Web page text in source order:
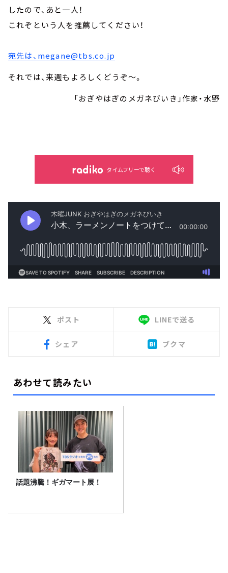
したので、あと一人！
これぞという人を推薦してください！
宛先は、megane@tbs.co.jp
それでは、来週もよろしくどうぞ～。
「おぎやはぎのメガネびいき」作家・水野
タイムフリーで聴く
ポスト LINEで送る
シェア ブクマ
あわせて読みたい
話題沸騰！ギガマート展！